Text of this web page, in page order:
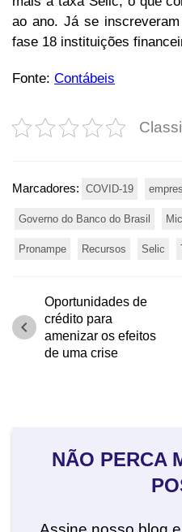
ao ano. Já se
fase 18 instituições
Fonte: Contábeis
Marcadores: COVID-19
Governo do Banco do Brasil
Pronampe Recursos Selic
Oportunidades de
crédito para
amenizar os efeitos
de uma crise
chevron_left
NÃO PERCA